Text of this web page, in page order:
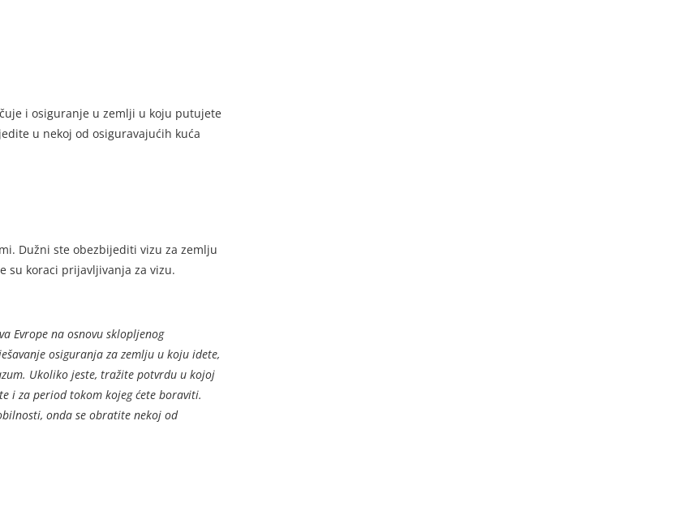
i osiguranje u zemlji u koju putujete
u nekoj od osiguravajućih kuća
Dužni ste obezbijediti vizu za zemlju
su koraci prijavljivanja za vizu.
Evrope na osnovu sklopljenog
osiguranja za zemlju u koju idete,
Ukoliko jeste, tražite potvrdu u kojoj
i za period tokom kojeg ćete boraviti.
onda se obratite nekoj od